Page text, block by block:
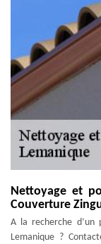
Nettoyage et
Couverture
A la recherche d’un
Lemanique ?